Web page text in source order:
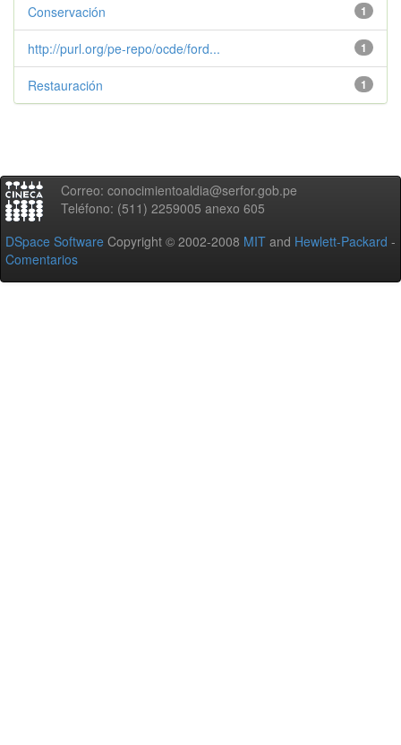
1
Conservación
1
http://purl.org/pe-repo/ocde/ford...
1
Restauración
Correo: conocimientoaldia@serfor.gob.pe
Teléfono: (511) 2259005 anexo 605
DSpace Software Copyright © 2002-2008 MIT and Hewlett-Packard -
Comentarios